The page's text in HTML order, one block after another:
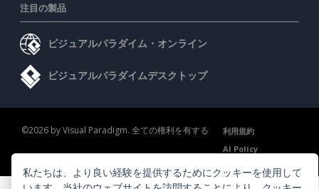
注目の製品
ビジュアルパラダイム・オンライン
ビジュアルパラダイムデスクトップ
©2026 by Visual Paradigm. 全ての権利を有する
利用規約
AI Policy
プライバシーポリシー
Content Guidelines セキュリティ概要
私たちは、より良い経験を提供するためにクッキーを使用して